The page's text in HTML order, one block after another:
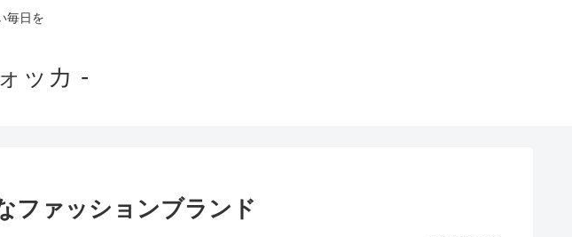
毎日を
ッカ -
ファッションブランド